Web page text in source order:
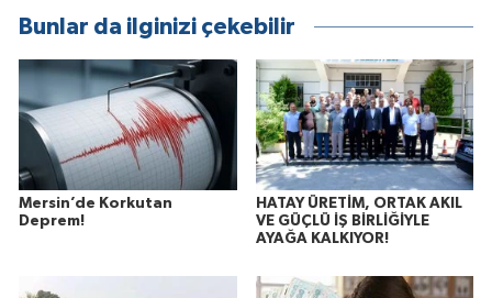
Bunlar da ilginizi çekebilir
Mersin’de Korkutan
Deprem!
HATAY ÜRETİM, ORTAK AKIL
VE GÜÇLÜ İŞ BİRLİĞİYLE
AYAĞA KALKIYOR!